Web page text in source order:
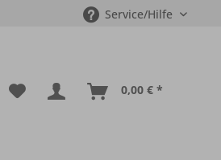
Service/Hilfe
0,00 € *